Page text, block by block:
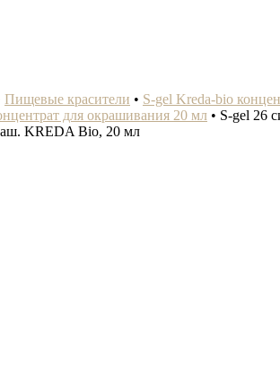
Пищевые красители • S-gel Kreda-bio
для окрашивания 20 мл • S-gel 26
KREDA Bio, 20 мл